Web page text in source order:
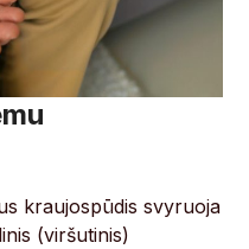
kraujospūdis svyruoja
(viršutinis)